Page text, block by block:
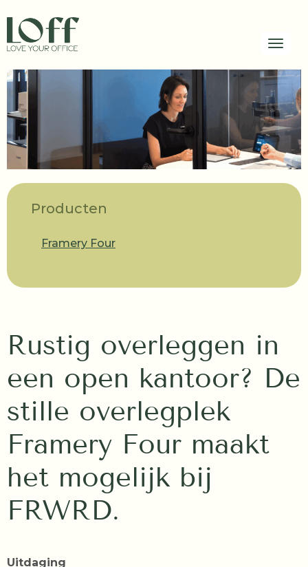
Producten
Framery Four
Rustig overleggen in
een open kantoor? De
stille overlegplek
Framery Four maakt
het mogelijk bij
FRWRD.
Uitdaging